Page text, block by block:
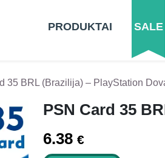
PRODUKTAI SALE
35 BRL (Brazilija) – PlayStation
PSN Card 35
6.38 €